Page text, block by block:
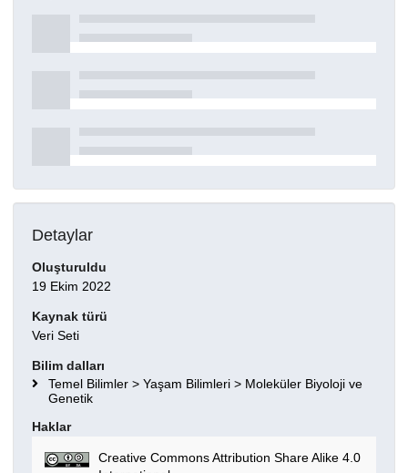
Detaylar
Oluşturuldu
19 Ekim 2022
Kaynak türü
Veri Seti
Bilim dalları
Temel Bilimler > Yaşam Bilimleri > Moleküler Biyoloji ve
Genetik
Haklar
Creative Commons Attribution Share Alike 4.0